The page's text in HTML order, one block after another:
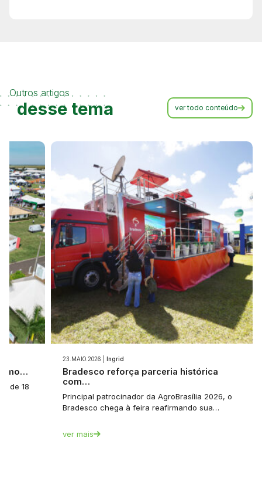
Outros artigos
desse tema ver todo conteúdo
de 18
23.MAIO.2026 | Ingrid
Bradesco reforça parceria histórica
com…
Principal patrocinador da AgroBrasília 2026, o
Bradesco chega à feira reafirmando sua…
ver mais